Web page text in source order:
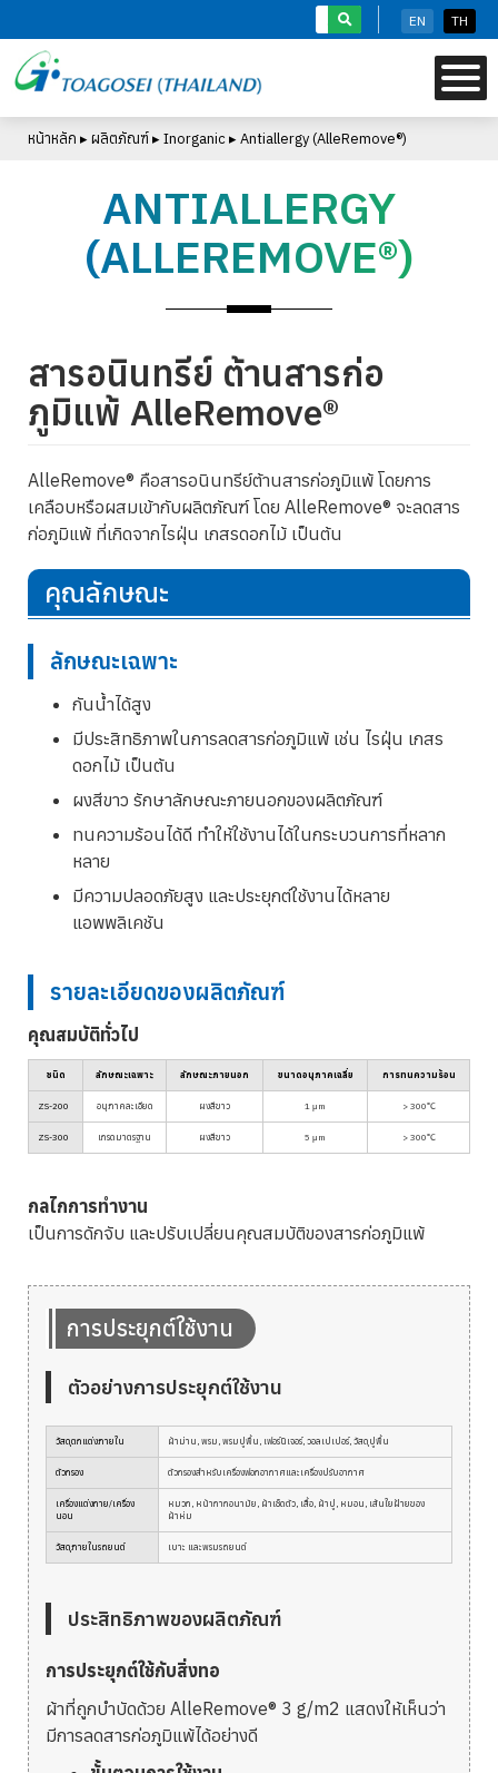
k
t
EN TH
หน้าหลัก ▸ผลิตภัณฑ์▸Inorganic▸Antiallergy (AlleRemove®)
ANTIALLERGY
(ALLEREMOVE®)
สารอนินทรีย์ ต้านสารก่อ
ภูมิแพ้ AlleRemove®
AlleRemove® คือสารอนินทรีย์ต้านสารก่อภูมิแพ้ โดยการ
เคลือบหรือผสมเข้ากับผลิตภัณฑ์ โดย AlleRemove® จะลดสาร
ก่อภูมิแพ้ ที่เกิดจากไรฝุ่น เกสรดอกไม้ เป็นต้น
คุณลักษณะ
ลักษณะเฉพาะ
กันน้ำได้สูง
มีประสิทธิภาพในการลดสารก่อภูมิแพ้ เช่น ไรฝุ่น เกสร
ดอกไม้ เป็นต้น
ผงสีขาว รักษาลักษณะภายนอกของผลิตภัณฑ์
ทนความร้อนได้ดี ทำให้ใช้งานได้ในกระบวนการที่หลาก
หลาย
มีความปลอดภัยสูง และประยุกต์ใช้งานได้หลาย
แอพพลิเคชัน
รายละเอียดของผลิตภัณฑ์
คุณสมบัติทั่วไป
ชนิด ลักษณะเฉพาะ ลักษณะภายนอก ขนาดอนุภาคเฉลี่ย การทนความร้อน
ZS-200 อนุภาคละเอียด ผงสีขาว 1 μm > 300℃
ZS-300 เกรดมาตรฐาน ผงสีขาว 5 μm > 300℃
กลไกการทำงาน
เป็นการดักจับ และปรับเปลี่ยนคุณสมบัติของสารก่อภูมิแพ้
การประยุกต์ใช้งาน
ตัวอย่างการประยุกต์ใช้งาน
วัสดุตกแต่งภายใน ผ้าม่าน, พรม, พรมปูพื้น, เฟอร์นิเจอร์, วอลเปเปอร์, วัสดุปูพื้น
ตัวกรอง ตัวกรองสำหรับเครื่องฟอกอากาศและเครื่องปรับอากาศ
เครื่องแต่งกาย/เครื่อง
นอน
หมวก, หน้ากากอนามัย, ผ้าเช็ดตัว, เสื้อ, ผ้าปู, หมอน, เส้นใยฝ้ายของ
ผ้าห่ม
วัสดุภายในรถยนต์ เบาะ และพรมรถยนต์
ประสิทธิภาพของผลิตภัณฑ์
การประยุกต์ใช้กับสิ่งทอ
ผ้าที่ถูกบำบัดด้วย AlleRemove® 3 g/m2 แสดงให้เห็นว่า
มีการลดสารก่อภูมิแพ้ได้อย่างดี